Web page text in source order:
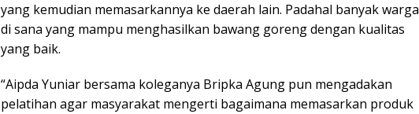
yang kemudian memasarkannya ke daerah lain. Padahal banyak warga
di sana yang mampu menghasilkan bawang goreng dengan kualitas
yang baik.
“Aipda Yuniar bersama koleganya Bripka Agung pun mengadakan
pelatihan agar masyarakat mengerti bagaimana memasarkan produk